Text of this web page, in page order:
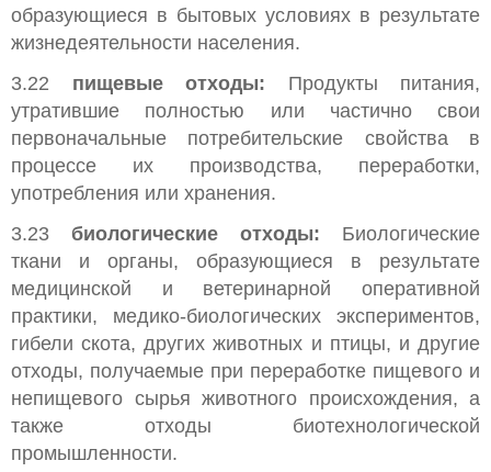
образующиеся в бытовых условиях в результате
жизнедеятельности населения.
3.22 пищевые отходы: Продукты питания,
утратившие полностью или частично свои
первоначальные потребительские свойства в
процессе их производства, переработки,
употребления или хранения.
3.23 биологические отходы: Биологические
ткани и органы, образующиеся в результате
медицинской и ветеринарной оперативной
практики, медико-биологических экспериментов,
гибели скота, других животных и птицы, и другие
отходы, получаемые при переработке пищевого и
непищевого сырья животного происхождения, а
также отходы биотехнологической
промышленности.